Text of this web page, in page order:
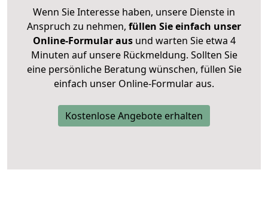
Wenn Sie Interesse haben, unsere Dienste in
Anspruch zu nehmen, füllen Sie einfach unser
Online-Formular ausund warten Sie etwa 4
Minuten auf unsere Rückmeldung. Sollten Sie
eine persönliche Beratung wünschen, füllen Sie
einfach unser Online-Formular aus.
Kostenlose Angebote erhalten